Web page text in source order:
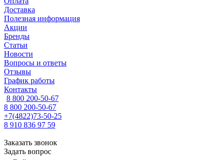
Доставка
Полезная информация
Акции
Бренды
Статьи
Новости
Вопросы и ответы
Отзывы
График работы
Контакты
8 800 200-50-67
8 800 200-50-67
+7(4822)73-50-25
8 910 836 97 59
Заказать звонок
Задать вопрос